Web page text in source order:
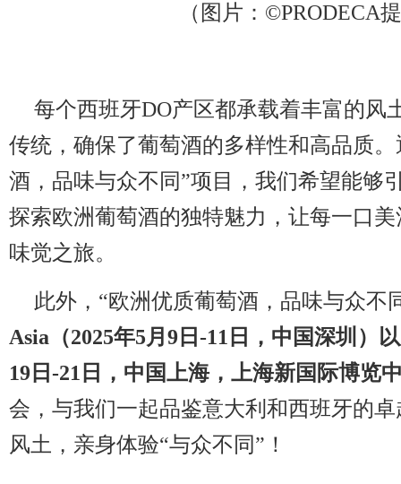
（图片：©PRODECA
每个西班牙DO产区都承载着丰富的风
传统，确保了葡萄酒的多样性和高品质
酒，品味与众不同”项目，我们希望能够
探索欧洲葡萄酒的独特魅力，让每一口
味觉之旅。
此外，“欧洲优质葡萄酒，品味与众不
Asia（2025年5月9日-11日，中国深圳）
19日-21日，中国上海，上海新国际博览
会，与我们一起品鉴意大利和西班牙的
风土，亲身体验“与众不同”！